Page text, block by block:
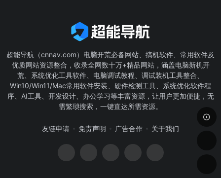
超能导航（cnnav.com）电脑开荒必备网站、搞机软件、常用软件及
优质网站资源整合，收录全网数十万+精品网站，涵盖电脑新机开
荒、系统优化工具软件、电脑调试教程、调试装机工具整合、
Win10/Win11/Mac常用软件安装、硬件检测工具、系统优化软件程
序、AI工具、开发设计、办公学习等丰富资源，让用户更加便捷，无
需繁琐搜索，一键直达所需资源。
友链申请 免责声明 广告合作 关于我们